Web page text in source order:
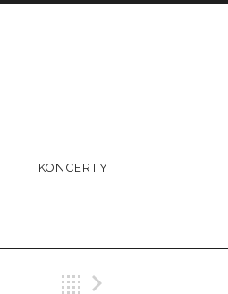
KONCERTY
Back